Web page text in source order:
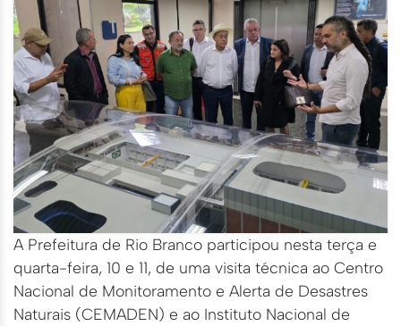
A Prefeitura de Rio Branco participou nesta terça e
quarta-feira, 10 e 11, de uma visita técnica ao Centro
Nacional de Monitoramento e Alerta de Desastres
Naturais (CEMADEN) e ao Instituto Nacional de